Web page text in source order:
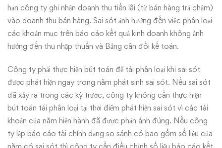
hạn công ty ghi nhận doanh thu tiền lãi (từ bán hàng trả chậm)
vào doanh thu bán hàng. Sai sót ảnh hưởng đến việc phân loại
các khoản mục trên báo cáo kết quả kinh doanh không ảnh
hưởng đến thu nhập thuần và Bảng cân đối kế toán.
Công ty phải thực hiện bút toán để tái phân loại khi sai sót
được phát hiện ngay trong năm phát sinh sai sót. Nếu sai sót
đã xảy ra trong các kỳ trước, công ty không cần thực hiện
bút toán tái phân loại tại thời điểm phát hiện sai sót vì các tài
khoản của năm hiện hành đã được phản ánh đúng. Nếu công
ty lập báo cáo tài chính dạng so sánh có bao gồm số liệu của